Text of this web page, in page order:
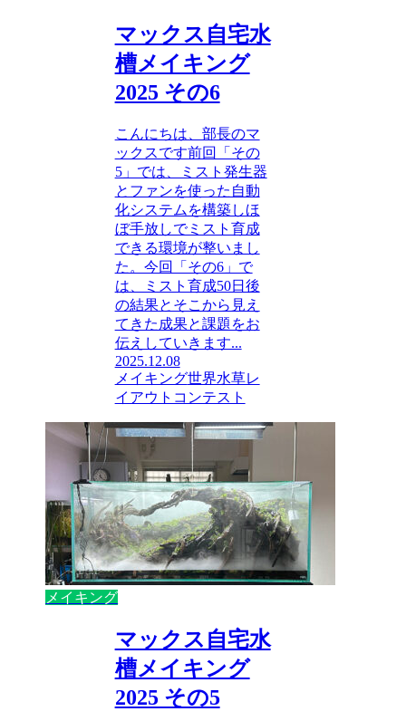
マックス自宅水
槽メイキング
2025 その6
こんにちは、部長のマ
ックスです前回「その
5」では、ミスト発生器
とファンを使った自動
化システムを構築しほ
ぼ手放しでミスト育成
できる環境が整いまし
た。今回「その6」で
は、ミスト育成50日後
の結果とそこから見え
てきた成果と課題をお
伝えしていきます...
2025.12.08
メイキング世界水草レ
イアウトコンテスト
メイキング
マックス自宅水
槽メイキング
2025 その5